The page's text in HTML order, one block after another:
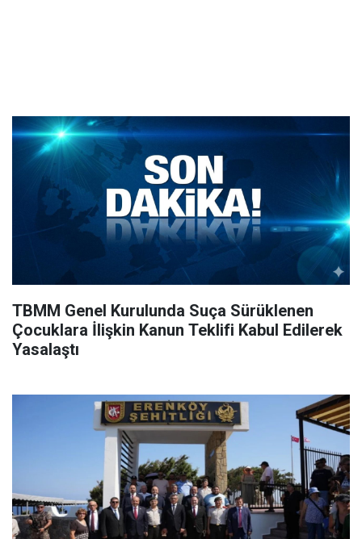
TBMM Genel Kurulunda Suça Sürüklenen
Çocuklara İlişkin Kanun Teklifi Kabul Edilerek
Yasalaştı